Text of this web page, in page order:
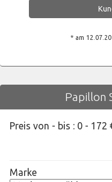
* am
Papillon
Preis von - bis : 0 - 172
Marke